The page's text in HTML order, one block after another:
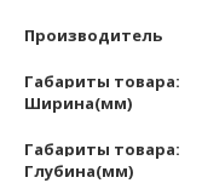
Производитель
Габариты товара:
Ширина(мм)
Габариты товара:
Глубина(мм)